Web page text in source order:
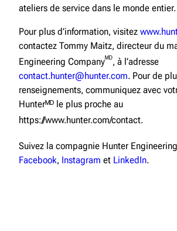
ateliers de service dans le monde entier.
Pour plus d’information, visitez
contactez Tommy Maitz, directeur du
Engineering Companyᴹᴰ, à l’adresse
contact.hunter@hunter.com. Pour de
renseignements, communiquez avec
Hunterᴹᴰ le plus proche au
https://www.hunter.com/contact.
Suivez la compagnie Hunter Engineering
Facebook, Instagram et LinkedIn.